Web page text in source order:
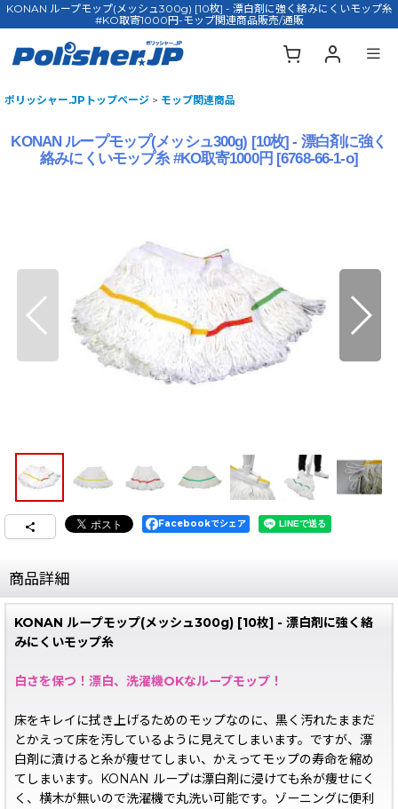
KONAN ループモップ(メッシュ300g) [10枚] - 漂白剤に強く絡みにくいモップ糸
#KO取寄1000円-モップ関連商品販売/通販
ポリッシャー.JPトップページ > モップ関連商品
KONAN ループモップ(メッシュ300g) [10枚] - 漂白剤に強く
絡みにくいモップ糸 #KO取寄1000円 [6768-66-1-o]
Facebookでシェア
商品詳細
KONAN ループモップ(メッシュ300g) [10枚] - 漂白剤に強く絡
みにくいモップ糸
白さを保つ！漂白、洗濯機OKなループモップ！
床をキレイに拭き上げるためのモップなのに、黒く汚れたままだ
とかえって床を汚しているように見えてしまいます。ですが、漂
白剤に漬けると糸が痩せてしまい、かえってモップの寿命を縮め
てしまいます。KONAN ループは漂白剤に浸けても糸が痩せにく
く、横木が無いので洗濯機で丸洗い可能です。ゾーニングに便利